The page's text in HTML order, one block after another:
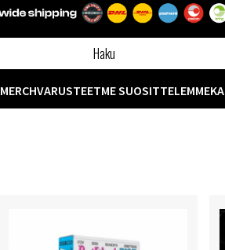
MERCHVARUSTEETME SUOSITTELEMME